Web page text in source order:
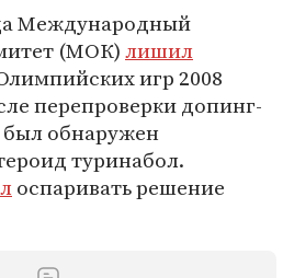
Международный
(МОК)лишил
игр 2008
перепроверки допинг-
был обнаружен
туринабол.
оспаривать решение